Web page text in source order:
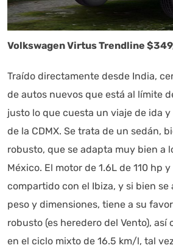
Volkswagen Virtus Trendline
Traído directamente desde India,
de autos nuevos que está al límite
justo lo que cuesta un viaje de ida
de la CDMX. Se trata de un sedán,
robusto, que se adapta muy bien a
México. El motor de 1.6L de 110 hp
compartido con el Ibiza, y si bien se
peso y dimensiones, tiene a su
robusto (es heredero del Vento), así
en el ciclo mixto de 16.5 km/l, tal